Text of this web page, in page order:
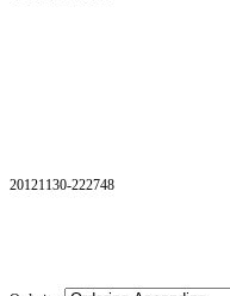
20121130-222748